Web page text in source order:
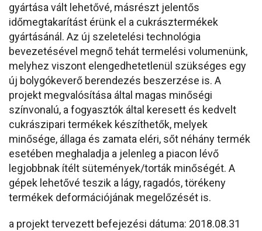
gyártása vált lehetővé, másrészt jelentős
időmegtakarítást érünk el a cukrásztermékek
gyártásánál. Az új szeletelési technológia
bevezetésével megnő tehát termelési volumenünk,
melyhez viszont elengedhetetlenül szükséges egy
új bolygókeverő berendezés beszerzése is. A
projekt megvalósítása által magas minőségi
színvonalú, a fogyasztók által keresett és kedvelt
cukrászipari termékek készíthetők, melyek
minősége, állaga és zamata eléri, sőt néhány termék
esetében meghaladja a jelenleg a piacon lévő
legjobbnak ítélt sütemények/torták minőségét. A
gépek lehetővé teszik a lágy, ragadós, törékeny
termékek deformációjának megelőzését is.
a projekt tervezett befejezési dátuma: 2018.08.31